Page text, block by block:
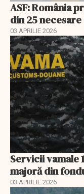
ASF: România
din 25
03 APRILIE 2026
Servicii vamale
majoră din
03 APRILIE 2026